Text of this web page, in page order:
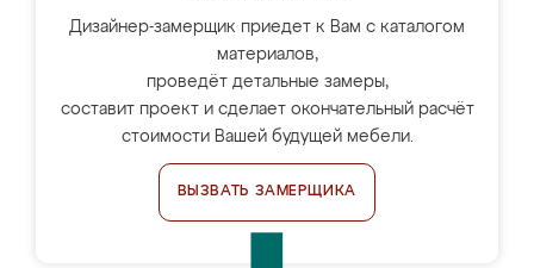
Дизайнер-замерщик приедет к Вам с каталогом
материалов,
проведёт детальные замеры,
составит проект и сделает окончательный расчёт
стоимости Вашей будущей мебели.
ВЫЗВАТЬ ЗАМЕРЩИКА